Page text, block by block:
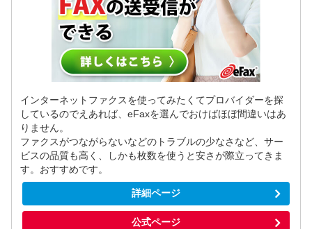
インターネットファクスを使ってみたくてプロバイダーを探
しているのでえあれば、eFaxを選んでおけばほぼ間違いはあ
りません。
ファクスがつながらないなどのトラブルの少なさなど、サー
ビスの品質も高く、しかも枚数を使うと安さが際立ってきま
す。おすすめです。
詳細ページ
公式ページ